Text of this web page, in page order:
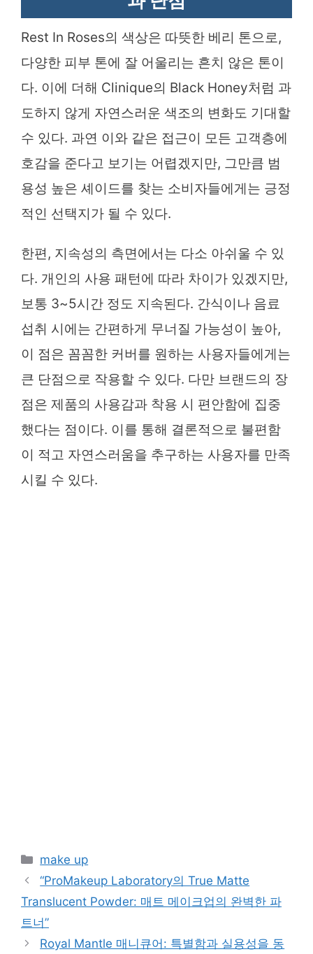
Rest In Roses의 색상은 따뜻한 베리 톤으로,
다양한 피부 톤에 잘 어울리는 흔치 않은 톤이
다. 이에 더해 Clinique의 Black Honey처럼 과
도하지 않게 자연스러운 색조의 변화도 기대할
수 있다. 과연 이와 같은 접근이 모든 고객층에
호감을 준다고 보기는 어렵겠지만, 그만큼 범
용성 높은 셰이드를 찾는 소비자들에게는 긍정
적인 선택지가 될 수 있다.
한편, 지속성의 측면에서는 다소 아쉬울 수 있
다. 개인의 사용 패턴에 따라 차이가 있겠지만,
보통 3~5시간 정도 지속된다. 간식이나 음료
섭취 시에는 간편하게 무너질 가능성이 높아,
이 점은 꼼꼼한 커버를 원하는 사용자들에게는
큰 단점으로 작용할 수 있다. 다만 브랜드의 장
점은 제품의 사용감과 착용 시 편안함에 집중
했다는 점이다. 이를 통해 결론적으로 불편함
이 적고 자연스러움을 추구하는 사용자를 만족
시킬 수 있다.
Categories
make up
“ProMakeup Laboratory의 True Matte
Translucent Powder: 매트 메이크업의 완벽한 파
트너”
Royal Mantle 매니큐어: 특별함과 실용성을 동